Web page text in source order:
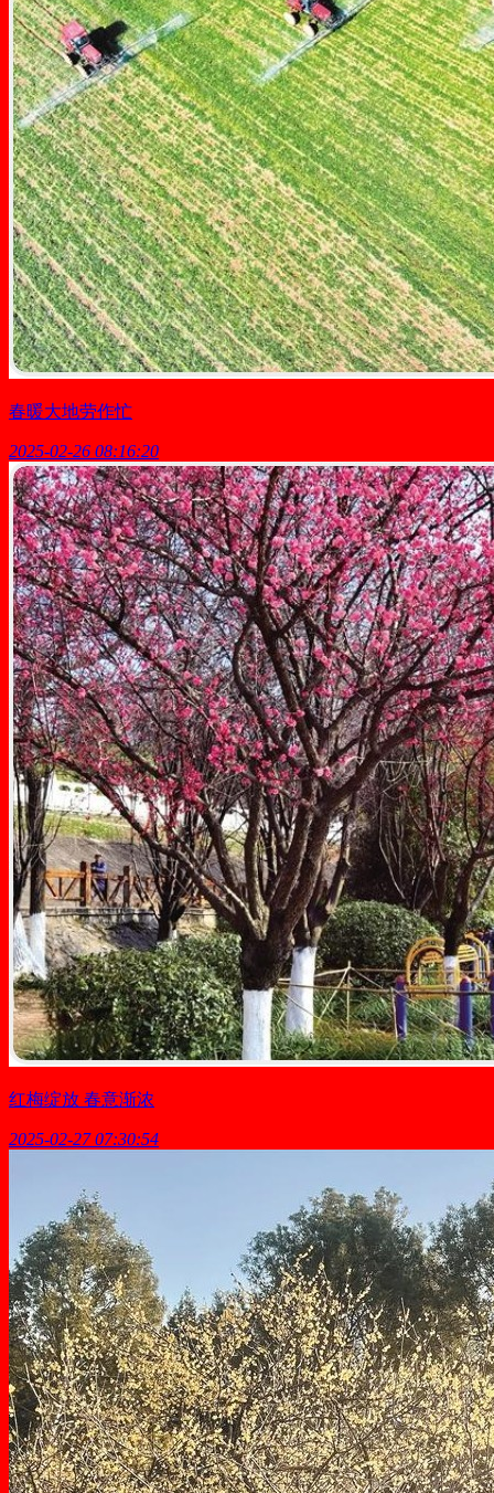
春暖大地劳作忙
2025-02-26 08:16:20
红梅绽放 春意渐浓
2025-02-27 07:30:54